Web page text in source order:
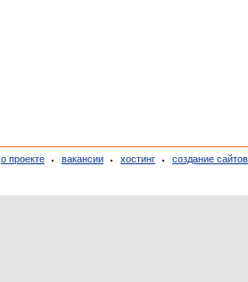
о проекте вакансии хостинг создание сайтов